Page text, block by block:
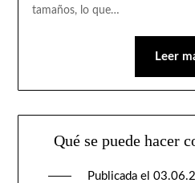
tamaños, lo que…
Leer
Qué se puede hacer
Publicada el